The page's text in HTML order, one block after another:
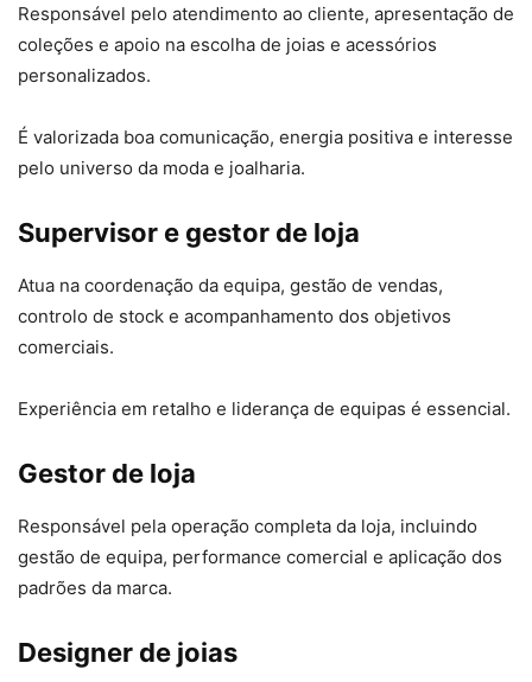
Responsável pelo atendimento ao cliente, apresentação de
coleções e apoio na escolha de joias e acessórios
personalizados.
É valorizada boa comunicação, energia positiva e interesse
pelo universo da moda e joalharia.
Supervisor e gestor de loja
Atua na coordenação da equipa, gestão de vendas,
controlo de stock e acompanhamento dos objetivos
comerciais.
Experiência em retalho e liderança de equipas é essencial.
Gestor de loja
Responsável pela operação completa da loja, incluindo
gestão de equipa, performance comercial e aplicação dos
padrões da marca.
Designer de joias